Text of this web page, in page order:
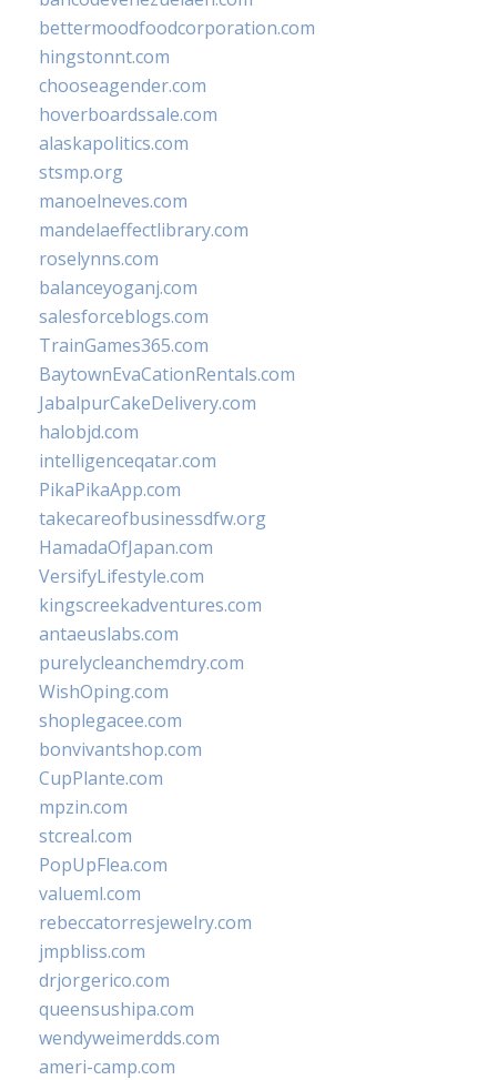
bettermoodfoodcorporation.com
hingstonnt.com
chooseagender.com
hoverboardssale.com
alaskapolitics.com
stsmp.org
manoelneves.com
mandelaeffectlibrary.com
roselynns.com
balanceyoganj.com
salesforceblogs.com
TrainGames365.com
BaytownEvaCationRentals.com
JabalpurCakeDelivery.com
halobjd.com
intelligenceqatar.com
PikaPikaApp.com
takecareofbusinessdfw.org
HamadaOfJapan.com
VersifyLifestyle.com
kingscreekadventures.com
antaeuslabs.com
purelycleanchemdry.com
WishOping.com
shoplegacee.com
bonvivantshop.com
CupPlante.com
mpzin.com
stcreal.com
PopUpFlea.com
valueml.com
rebeccatorresjewelry.com
jmpbliss.com
drjorgerico.com
queensushipa.com
wendyweimerdds.com
ameri-camp.com